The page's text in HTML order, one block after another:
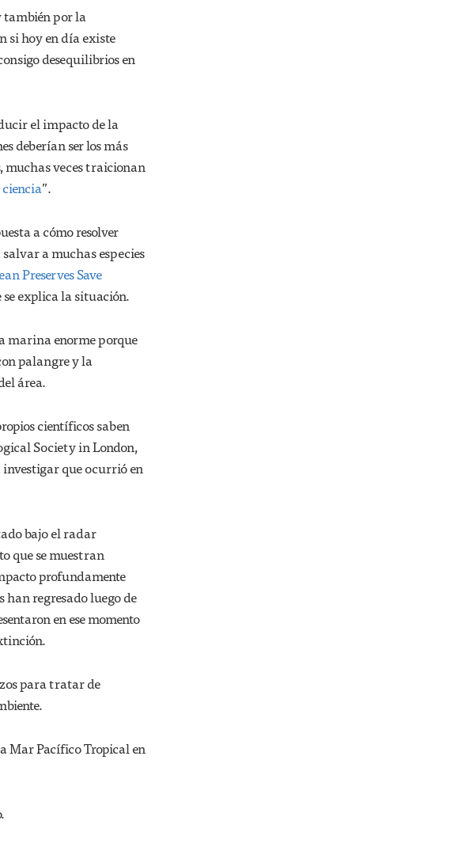
también por la
si hoy en día existe
desequilibrios en
el impacto de la
deberían ser los más
muchas veces traicionan
”.
a cómo resolver
a muchas especies
Preserves Save
se explica la situación.
marina enorme porque
palangre y la
área.
científicos saben
Society in London,
que ocurrió en
bajo el radar
que se muestran
profundamente
han regresado luego de
en ese momento
para tratar de
Mar Pacífico Tropical en